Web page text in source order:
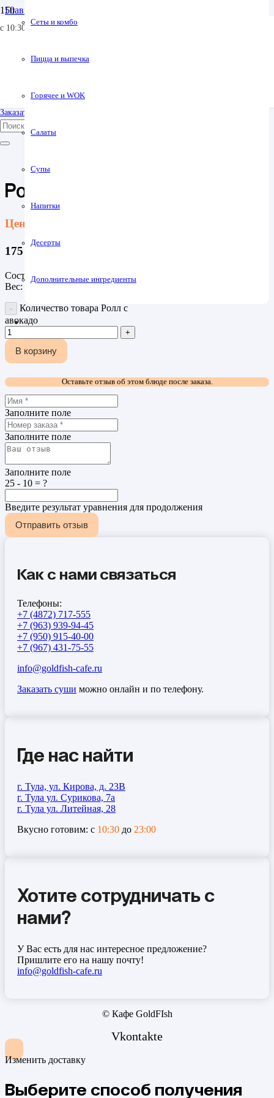
с 10:30 до 23:00
Сеты и комбо
Пицца и выпечка
Горячее и WOK
Салаты
Супы
Напитки
Десерты
Дополнительные ингредиенты
Заказать столик
Главная
Классические роллы
Ролл с авокадо
Заявленный вес может отличаться от реального на +-5%.
Белки – 6,4
Ролл с авокадо
Цена:
175 ₽
Состав: рис, нори, авокадо
Вес: 120гр
Количество товара Ролл с
авокадо
В корзину
Оставьте отзыв об этом блюде после заказа.
Заполните поле
Заполните поле
Заполните поле
25 - 10 = ?
Введите результат уравнения для продолжения
Отправить отзыв
Как с нами связаться
Телефоны:
+7 (4872) 717-555
+7 (963) 939-94-45
+7 (950) 915-40-00
+7 (967) 431-75-55
info@goldfish-cafe.ru
Заказать суши можно онлайн и по телефону.
Где нас найти
г. Тула, ул. Кирова, д. 23В
г. Тула ул. Сурикова, 7а
г. Тула ул. Литейная, 28
Вкусно готовим: с 10:30 до 23:00
Хотите сотрудничать с
нами?
У Вас есть для нас интересное предложение?
Пришлите его на нашу почту!
info@goldfish-cafe.ru
© Кафе GoldFIsh
Vkontakte
Изменить доставку
Выберите способ получения